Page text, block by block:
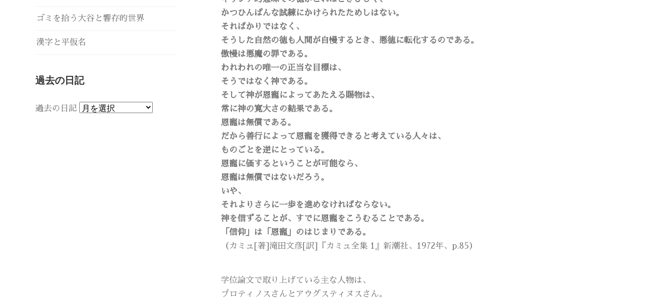
かつひんぱんな試練にかけられたためしはない。
そればかりではなく、
そうした自然の徳も人間が自慢するとき、悪徳に転化するのである。
傲慢は悪魔の罪である。
われわれの唯一の正当な目標は、
そうではなく神である。
そして神が恩寵によってあたえる賜物は、
常に神の寛大さの結果である。
恩寵は無償である。
だから善行によって恩寵を獲得できると考えている人々は、
ものごとを逆にとっている。
恩寵に価するということが可能なら、
恩寵は無償ではないだろう。
いや、
それよりさらに一歩を進めなければならない。
神を信ずることが、すでに恩寵をこうむることである。
「信仰」は「恩寵」のはじまりである。
（カミュ[著]滝田文彦[訳]『カミュ全集 1』新潮社、1972年、p.85）
学位論文で取り上げている主な人物は、
プロティノスさんとアウグスティヌスさん。
ゴミを拾う大谷と響存的世界
漢字と平仮名
過去の日記
過去の日記